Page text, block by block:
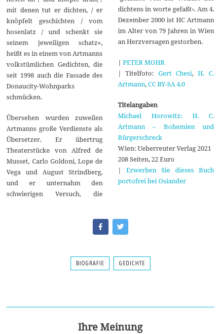
mit denen tut er dichten, / er
knöpfelt geschichten / vom
hosenlatz / und schenkt sie
seinem jeweiligen schatz«,
heißt es in einem von Artmanns
volkstümlichen Gedichten, die
seit 1998 auch die Fassade des
Donaucity-Wohnparks
schmücken.
Übersehen wurden zuweilen
Artmanns große Verdienste als
Übersetzer. Er übertrug
Theaterstücke von Alfred de
Musset, Carlo Goldoni, Lope de
Vega und August Strindberg,
und er unternahm den
schwierigen Versuch, die
dichtens in worte gefaßt‹. Am 4.
Dezember 2000 ist HC Artmann
im Alter von 79 Jahren in Wien
an Herzversagen gestorben.
| PETER MOHR
| Titelfoto: Gert Chesi, H. C.
Artmann,CC BY-SA 4.0
Titelangaben
Michael Horowitz: H. C.
Artmann – Bohemien und
Bürgerschreck
Wien: Ueberreuter Verlag 2021
208 Seiten, 22 Euro
| Erwerben Sie dieses Buch
portofrei bei Osiander
BIOGRAFIE GEDICHTE
Ihre Meinung